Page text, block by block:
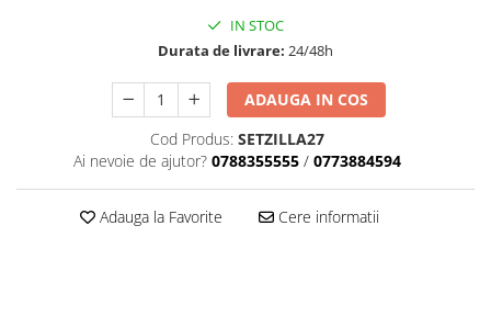
Tamburi Ambreiaj
Sistem Electric & Electronică
Baterii ATV
Bloc lumini
Cross - Enduro
Armura Moto
IN STOC
Durata de livrare: 24/48h
ADAUGA IN COS
Cod Produs: SETZILLA27
Ai nevoie de ajutor? 0788355555 / 0773884594
Adauga la Favorite Cere informatii